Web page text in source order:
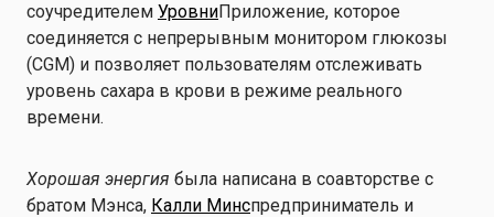
соучредителем УровниПриложение, которое
соединяется с непрерывным монитором глюкозы
(CGM) и позволяет пользователям отслеживать
уровень сахара в крови в режиме реального
времени.
Хорошая энергия была написана в соавторстве с
братом Мэнса, Калли Минспредприниматель и